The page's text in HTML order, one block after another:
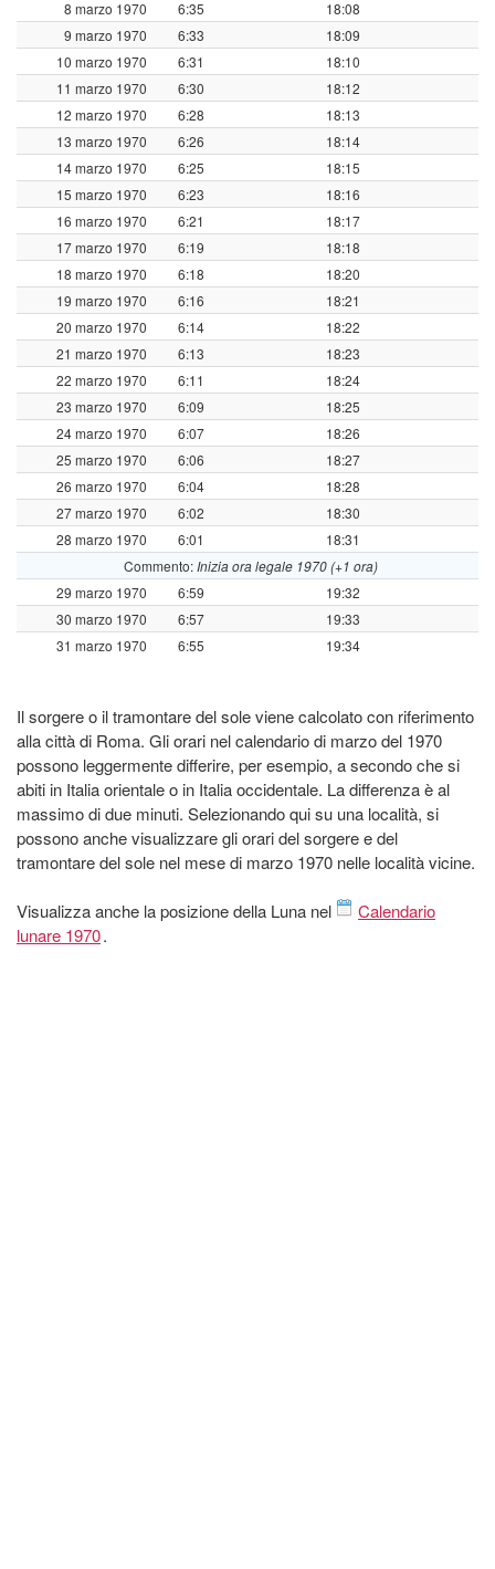
8 marzo 1970 6:35
18:08
9 marzo 1970
6:33
18:09
10 marzo 1970
6:31
18:10
11 marzo 1970
6:30
18:12
12 marzo 1970
6:28
18:13
13 marzo 1970
6:26
18:14
14 marzo 1970
6:25
18:15
15 marzo 1970
6:23
18:16
16 marzo 1970
6:21
18:17
17 marzo 1970
6:19
18:18
18 marzo 1970
6:18
18:20
19 marzo 1970
6:16
18:21
20 marzo 1970
6:14
18:22
21 marzo 1970
6:13
18:23
22 marzo 1970
6:11
18:24
23 marzo 1970
6:09
18:25
24 marzo 1970
6:07
18:26
25 marzo 1970
6:06
18:27
26 marzo 1970
6:04
18:28
27 marzo 1970
6:02
18:30
28 marzo 1970
6:01
18:31
Commento: Inizia ora legale 1970 (+1 ora)
29 marzo 1970
6:59
19:32
30 marzo 1970
6:57
19:33
31 marzo 1970
6:55 19:34
Il sorgere o il tramontare del sole viene calcolato con riferimento
alla città di Roma. Gli orari nel calendario di marzo del 1970
possono leggermente differire, per esempio, a secondo che si
abiti in Italia orientale o in Italia occidentale. La differenza è al
massimo di due minuti. Selezionando qui su una località, si
possono anche visualizzare gli orari del sorgere e del
tramontare del sole nel mese di marzo 1970 nelle località vicine.
Visualizza anche la posizione della Luna nel
Calendario
lunare 1970.